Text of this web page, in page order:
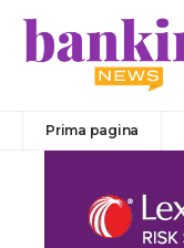
Prima pagina